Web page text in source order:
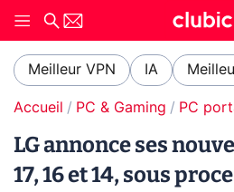
Meilleur VPN IA
Accueil PC & Gaming PC
LG annonce ses
17, 16 et 14, sous